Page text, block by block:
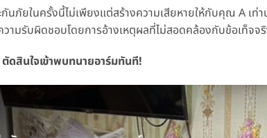
นภัยในครั้งนี้ไม่เพียงแต่สร้างความเสียหายให้กับคุณ A เ
ามรับผิดชอบโดยการอ้างเหตุผลที่ไม่สอดคล้องกับข้อเท็จจ
ตัดสินใจเข้าพบทนายอาร์มทันที!